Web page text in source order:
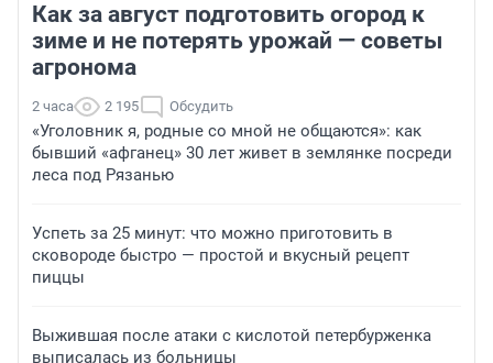
Как за август подготовить огород к
зиме и не потерять урожай — советы
агронома
2 часа 2 195 Обсудить
«Уголовник я, родные со мной не общаются»: как
бывший «афганец» 30 лет живет в землянке посреди
леса под Рязанью
Успеть за 25 минут: что можно приготовить в
сковороде быстро — простой и вкусный рецепт
пиццы
Выжившая после атаки с кислотой петербурженка
выписалась из больницы